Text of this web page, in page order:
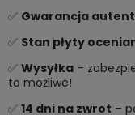
✅ Gwarancja
✅ Stan płyty
✅ Wysyłka –
to możliwe!
✅ 14 dni na zwrot –